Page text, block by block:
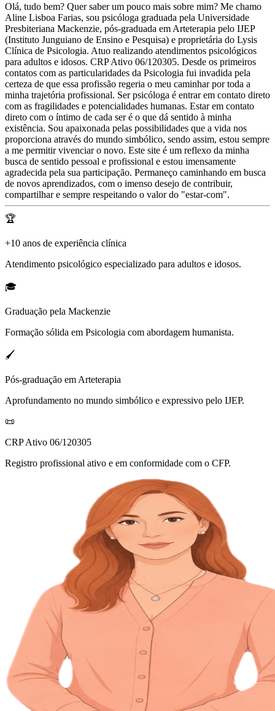
Olá, tudo bem? Quer saber um pouco mais sobre mim? Me chamo
Aline Lisboa Farias, sou psicóloga graduada pela Universidade
Presbiteriana Mackenzie, pós-graduada em Arteterapia pelo IJEP
(Instituto Junguiano de Ensino e Pesquisa) e proprietária do Lysis
Clínica de Psicologia. Atuo realizando atendimentos psicológicos
para adultos e idosos. CRP Ativo 06/120305. Desde os primeiros
contatos com as particularidades da Psicologia fui invadida pela
certeza de que essa profissão regeria o meu caminhar por toda a
minha trajetória profissional. Ser psicóloga é entrar em contato direto
com as fragilidades e potencialidades humanas. Estar em contato
direto com o íntimo de cada ser é o que dá sentido à minha
existência. Sou apaixonada pelas possibilidades que a vida nos
proporciona através do mundo simbólico, sendo assim, estou sempre
a me permitir vivenciar o novo. Este site é um reflexo da minha
busca de sentido pessoal e profissional e estou imensamente
agradecida pela sua participação. Permaneço caminhando em busca
de novos aprendizados, com o imenso desejo de contribuir,
compartilhar e sempre respeitando o valor do "estar-com".
🏆
+10 anos de experiência clínica
Atendimento psicológico especializado para adultos e idosos.
🎓
Graduação pela Mackenzie
Formação sólida em Psicologia com abordagem humanista.
🖌️
Pós-graduação em Arteterapia
Aprofundamento no mundo simbólico e expressivo pelo IJEP.
📜
CRP Ativo 06/120305
Registro profissional ativo e em conformidade com o CFP.